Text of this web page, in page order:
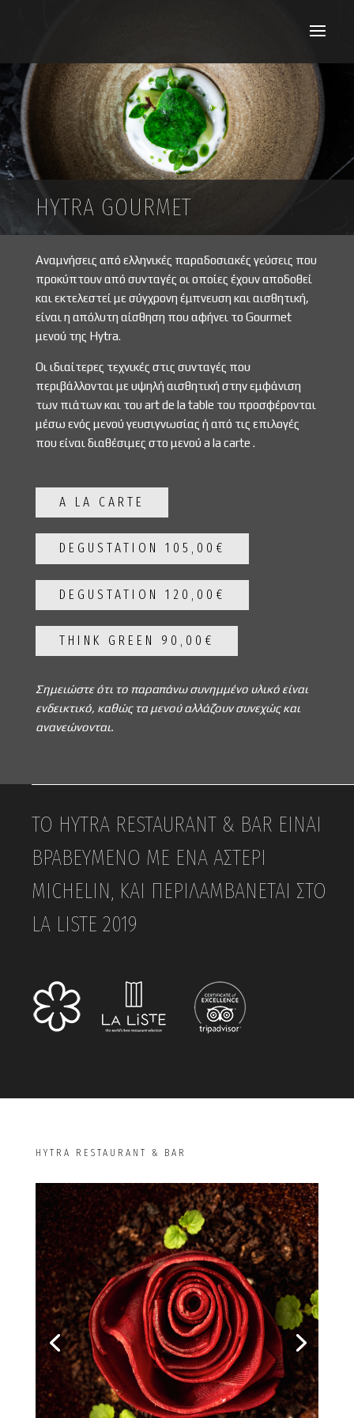
HYTRA GOURMET
Αναμνήσεις από ελληνικές παραδοσιακές γεύσεις που
προκύπτουν από συνταγές οι οποίες έχουν αποδοθεί
και εκτελεστεί με σύγχρονη έμπνευση και αισθητική,
είναι η απόλυτη αίσθηση που αφήνει το Gourmet
μενού της Hytra.
Οι ιδιαίτερες τεχνικές στις συνταγές που
περιβάλλονται με υψηλή αισθητική στην εμφάνιση
των πιάτων και του art de la table του προσφέρονται
μέσω ενός μενού γευσιγνωσίας ή από τις επιλογές
που είναι διαθέσιμες στο μενού a la carte .
A LA CARTE
DEGUSTATION 105,00€
DEGUSTATION 120,00€
THINK GREEN 90,00€
Σημειώστε ότι το παραπάνω συνημμένο υλικό είναι
ενδεικτικό, καθώς τα μενού αλλάζουν συνεχώς και
ανανεώνονται.
ΤΟ HYTRA RESTAURANT & BAR ΕΊΝΑΙ
ΒΡΑΒΕΥΜΈΝΟ ΜΕ ΈΝΑ ΑΣΤΈΡΙ
MICHELIN, ΚΑΙ ΠΕΡΙΛΑΜΒΆΝΕΤΑΙ ΣΤΟ
LA LISTE 2019
HYTRA RESTAURANT & BAR